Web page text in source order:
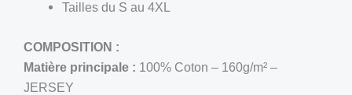
Tailles du S au 4XL
COMPOSITION :
Matière principale : 100% Coton – 160g/m² –
JERSEY